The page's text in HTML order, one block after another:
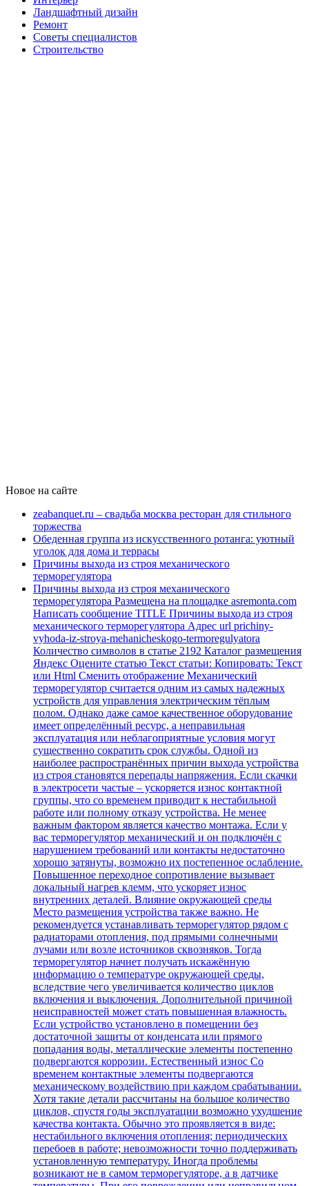
Ландшафтный дизайн
Ремонт
Советы специалистов
Строительство
Новое на сайте
zeabanquet.ru – свадьба москва ресторан для стильного
торжества
Обеденная группа из искусственного ротанга: уютный
уголок для дома и террасы
Причины выхода из строя механического
терморегулятора
Причины выхода из строя механического
терморегулятора Размещена на площадке asremonta.com
Написать сообщение TITLE Причины выхода из строя
механического терморегулятора Адрес url prichiny-
vyhoda-iz-stroya-mehanicheskogo-termoregulyatora
Количество символов в статье 2192 Каталог размещения
Яндекс Оцените статью Текст статьи: Копировать: Текст
или Html Cменить отображение Механический
терморегулятор считается одним из самых надежных
устройств для управления электрическим тёплым
полом. Однако даже самое качественное оборудование
имеет определённый ресурс, а неправильная
эксплуатация или неблагоприятные условия могут
существенно сократить срок службы. Одной из
наиболее распространённых причин выхода устройства
из строя становятся перепады напряжения. Если скачки
в электросети частые – ускоряется износ контактной
группы, что со временем приводит к нестабильной
работе или полному отказу устройства. Не менее
важным фактором является качество монтажа. Если у
вас терморегулятор механический и он подключён с
нарушением требований или контакты недостаточно
хорошо затянуты, возможно их постепенное ослабление.
Повышенное переходное сопротивление вызывает
локальный нагрев клемм, что ускоряет износ
внутренних деталей. Влияние окружающей среды
Место размещения устройства также важно. Не
рекомендуется устанавливать терморегулятор рядом с
радиаторами отопления, под прямыми солнечными
лучами или возле источников сквозняков. Тогда
терморегулятор начнет получать искажённую
информацию о температуре окружающей среды,
вследствие чего увеличивается количество циклов
включения и выключения. Дополнительной причиной
неисправностей может стать повышенная влажность.
Если устройство установлено в помещении без
достаточной защиты от конденсата или прямого
попадания воды, металлические элементы постепенно
подвергаются коррозии. Естественный износ Со
временем контактные элементы подвергаются
механическому воздействию при каждом срабатывании.
Хотя такие детали рассчитаны на большое количество
циклов, спустя годы эксплуатации возможно ухудшение
качества контакта. Обычно это проявляется в виде:
нестабильного включения отопления; периодических
перебоев в работе; невозможности точно поддерживать
установленную температуру. Иногда проблемы
возникают не в самом терморегуляторе, а в датчике